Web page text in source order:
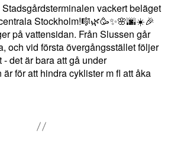
vackert beläget
Stockholm!🎼🌿🥳✨🌸🌆☀️🎉
på vattensidan. Från Slussen går
och vid första övergångsstället följer
det är bara att gå under
för att hindra cyklister m fl att åka